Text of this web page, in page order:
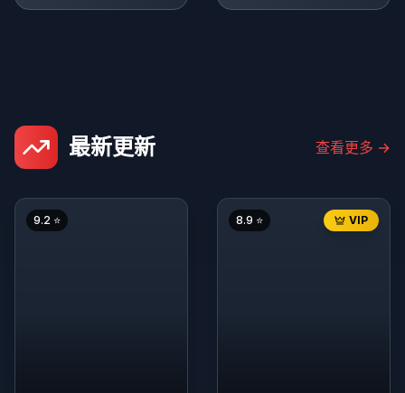
最新更新 查看更多 →
9.2 ⭐ VIP
8.9 ⭐